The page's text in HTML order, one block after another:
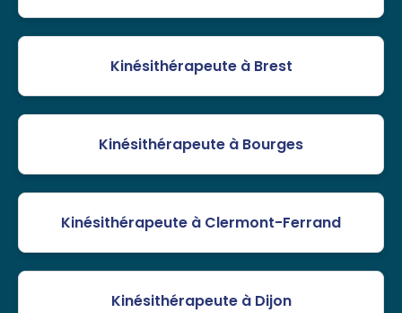
Kinésithérapeute à Brest
Kinésithérapeute à Bourges
Kinésithérapeute à Clermont-Ferrand
Kinésithérapeute à Dijon